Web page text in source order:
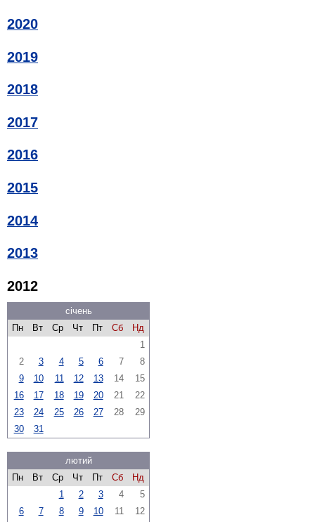
2020
2019
2018
2017
2016
2015
2014
2013
2012
січень
Пн
Вт Ср Чт Пт Сб
Нд
1
2
3 4 5 6 7
8
9
10 11 12 13 14
15
16
17 18 19 20 21
22
23
24 25 26 27 28
29
30
31
лютий
Пн
Вт Ср Чт Пт Сб
Нд
1
2 3 4
5
6
7 8 9 10 11
12